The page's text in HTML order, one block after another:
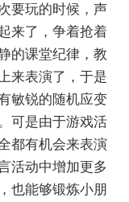
要玩的时候，声
来了，争着抢着
的课堂纪律，教
来表演了，于是
敏锐的随机应变
可是由于游戏活
都有机会来表演
活动中增加更多
也能够锻炼小朋